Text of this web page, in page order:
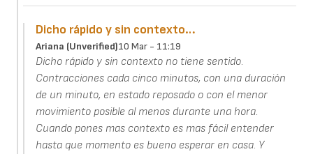
Dicho rápido y sin contexto…
Ariana (unverified)10 Mar - 11:19
Dicho rápido y sin contexto no tiene sentido.
Contracciones cada cinco minutos, con una duración
de un minuto, en estado reposado o con el menor
movimiento posible al menos durante una hora.
Cuando pones mas contexto es mas fácil entender
hasta que momento es bueno esperar en casa. Y